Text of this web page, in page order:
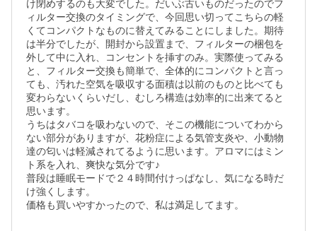
け閉めするのも大変でした。だいぶ古いものだったのでフ
ィルター交換のタイミングで、今回思い切ってこちらの軽
くてコンパクトなものに替えてみることにしました。期待
は半分でしたが、開封から設置まで、フィルターの梱包を
外して中に入れ、コンセントを挿すのみ。実際使ってみる
と、フィルター交換も簡単で、全体的にコンパクトと言っ
ても、汚れた空気を吸収する面積は以前のものと比べても
変わらないくらいだし、むしろ構造は効率的に出来てると
思います。
うちはタバコを吸わないので、そこの機能についてわから
ない部分がありますが、花粉症による気管支炎や、小動物
達の匂いは軽減されてるように思います。アロマにはミン
ト系を入れ、爽快な気分です♪
普段は睡眠モードで２４時間付けっぱなし、気になる時だ
け強くします。
価格も買いやすかったので、私は満足してます。